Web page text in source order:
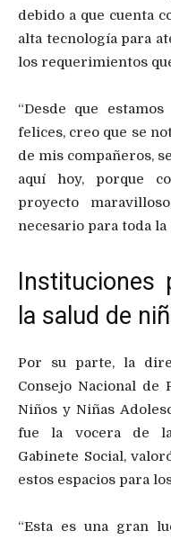
debido a que cuenta
alta tecnología para
los requerimientos
“Desde que
felices, creo que se
de mis compañeros,
aquí hoy, porque
proyecto
necesario para toda
Instituciones
la salud de
Por su parte, la
Consejo Nacional de
Niños y Niñas
fue la vocera de
Gabinete Social,
estos espacios para
“Esta es una gran